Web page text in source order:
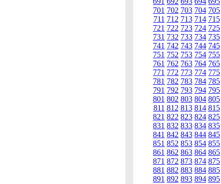
701 702 703 704 705
711 712 713 714 715
721 722 723 724 725
731 732 733 734 735
741 742 743 744 745
751 752 753 754 755
761 762 763 764 765
771 772 773 774 775
781 782 783 784 785
791 792 793 794 795
801 802 803 804 805
811 812 813 814 815
821 822 823 824 825
831 832 833 834 835
841 842 843 844 845
851 852 853 854 855
861 862 863 864 865
871 872 873 874 875
881 882 883 884 885
891 892 893 894 895